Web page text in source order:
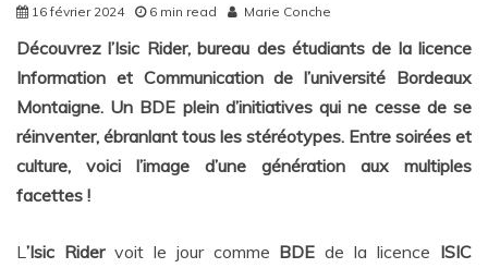
16 février 2024 6 min read Marie Conche
Découvrez l’Isic Rider, bureau des étudiants de la licence
Information et Communication de l’université Bordeaux
Montaigne. Un BDE plein d’initiatives qui ne cesse de se
réinventer, ébranlant tous les stéréotypes. Entre soirées et
culture, voici l’image d’une génération aux multiples
facettes !
L ’Isic Ridervoit le jour comme BDEde la licence ISIC